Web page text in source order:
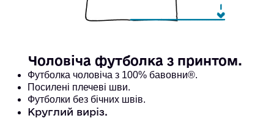
Чоловіча футболка з принтом.
Футболка чоловіча з 100% бавовни®.
Посилені плечеві шви.
Футболки без бічних швів.
Круглий виріз.